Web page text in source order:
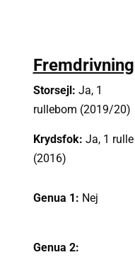
Fremdrivning
Storsejl: Ja, 1
rullebom (2019/20)
Krydsfok: Ja, 1 rulle
(2016)
Genua 1: Nej
Genua 2: